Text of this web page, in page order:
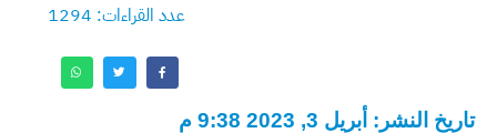
عدد القراءات: 1294
تاريخ النشر: أبريل 3, 2023 9:38 م